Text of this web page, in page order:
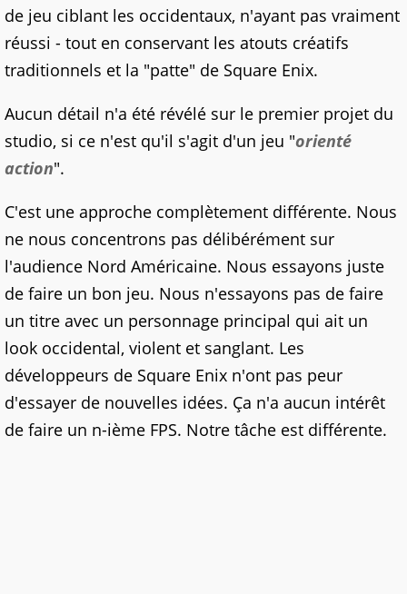
de jeu ciblant les occidentaux, n'ayant pas vraiment
réussi - tout en conservant les atouts créatifs
traditionnels et la "patte" de Square Enix.
Aucun détail n'a été révélé sur le premier projet du
studio, si ce n'est qu'il s'agit d'un jeu "orienté
action".
C'est une approche complètement différente. Nous
ne nous concentrons pas délibérément sur
l'audience Nord Américaine. Nous essayons juste
de faire un bon jeu. Nous n'essayons pas de faire
un titre avec un personnage principal qui ait un
look occidental, violent et sanglant. Les
développeurs de Square Enix n'ont pas peur
d'essayer de nouvelles idées. Ça n'a aucun intérêt
de faire un n-ième FPS. Notre tâche est différente.